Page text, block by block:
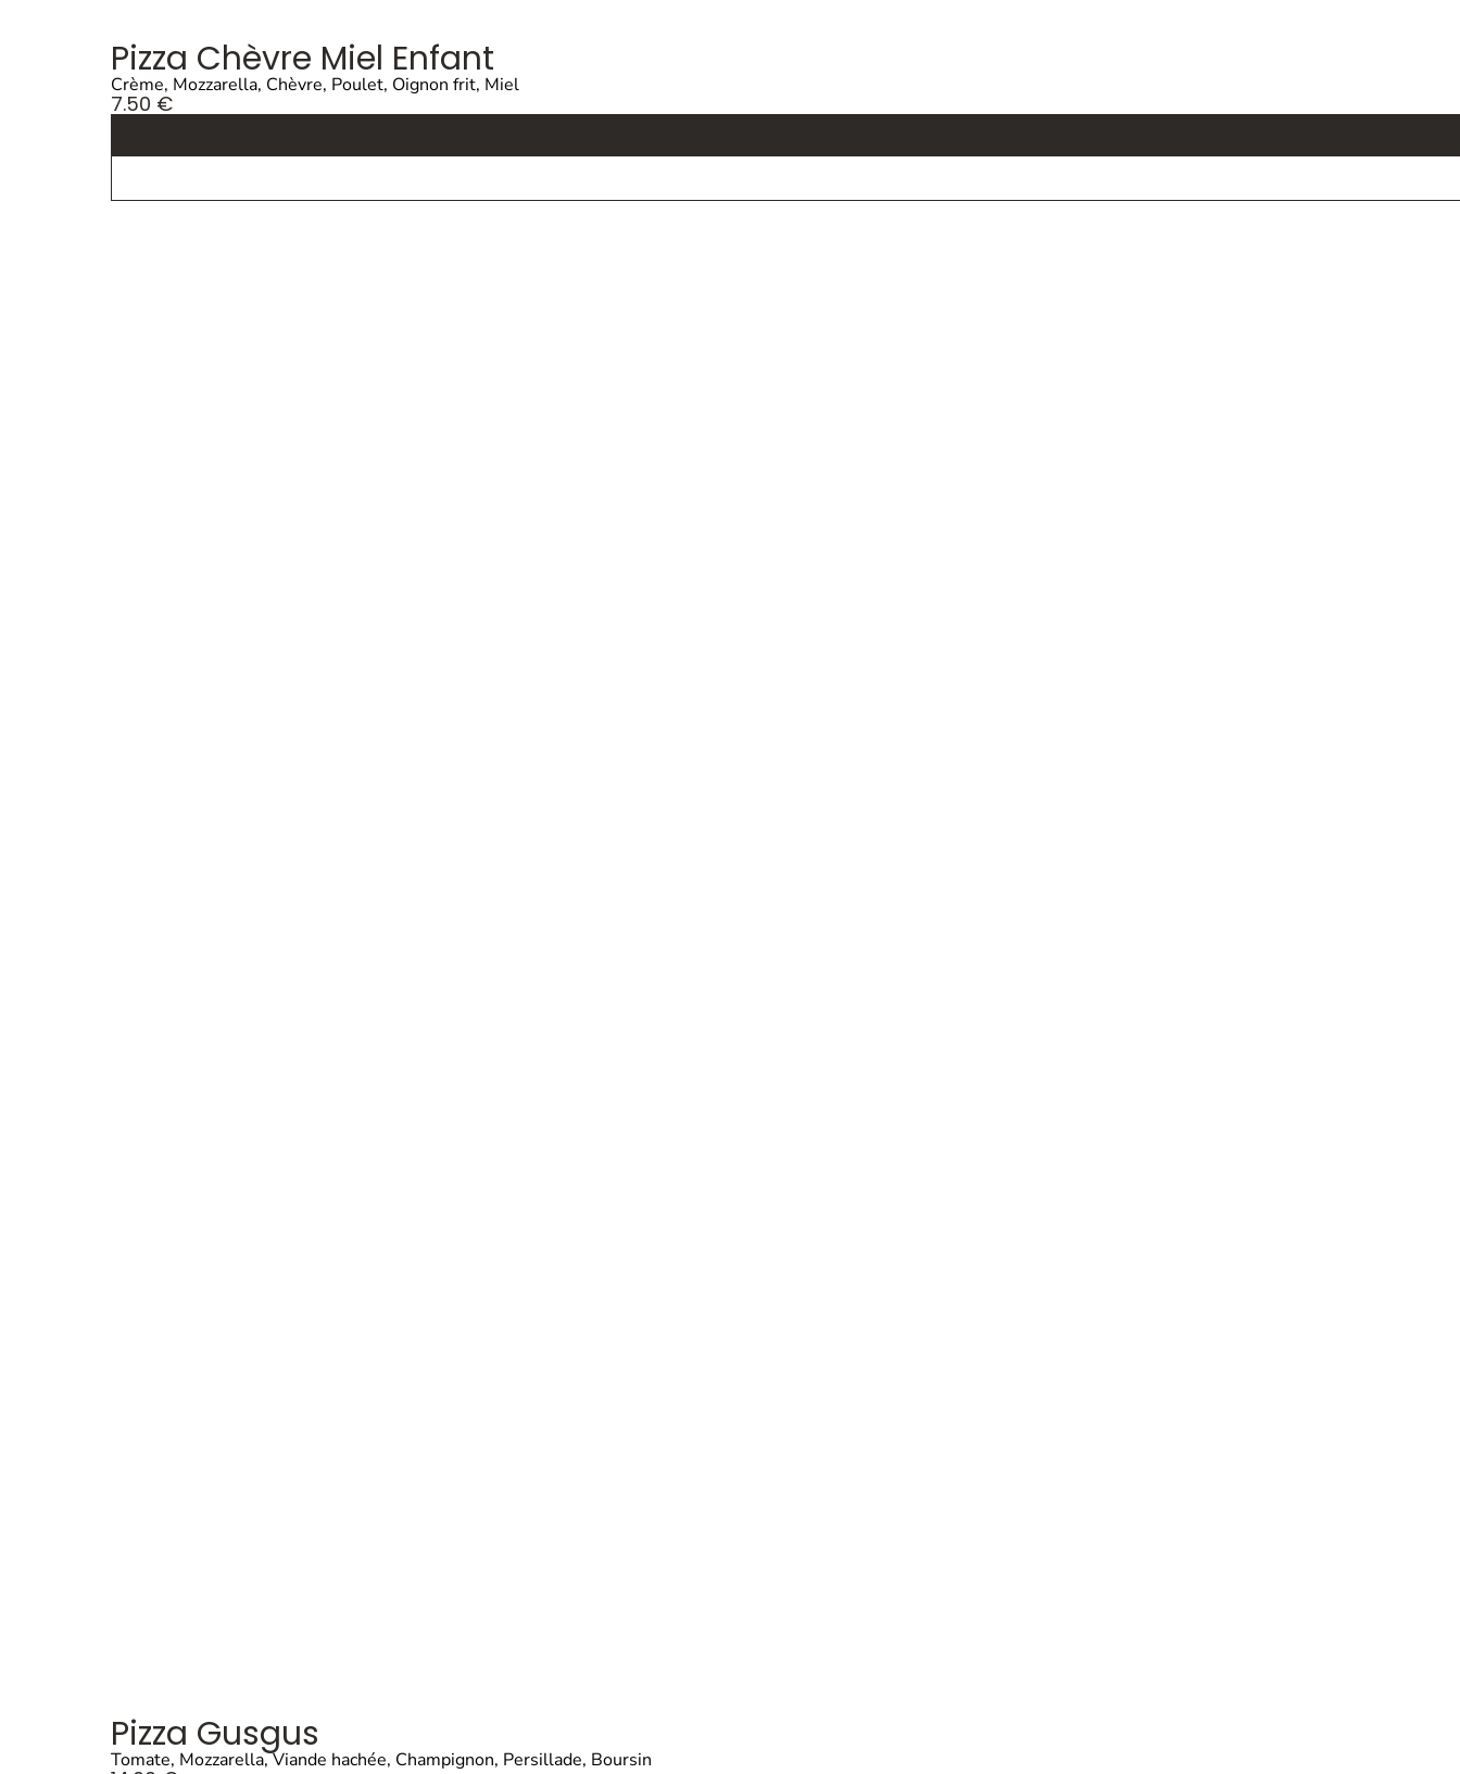
Pizza Chèvre Miel Enfant
Crème, Mozzarella, Chèvre, Poulet, Oignon frit, Miel
7.50 €
Pizza Gusgus
Tomate, Mozzarella, Viande hachée, Champignon, Persillade, Boursin